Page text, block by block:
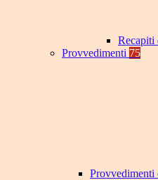
Recapiti
Provvedimenti 75